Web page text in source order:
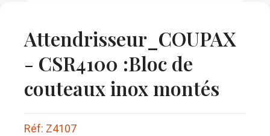
Attendrisseur_COUPAX
- CSR4100 :Bloc de
couteaux inox montés
Réf: Z4107